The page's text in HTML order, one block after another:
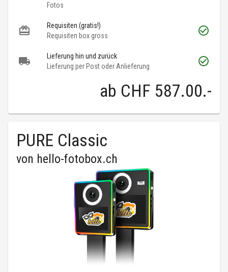
Fotos
Requisiten (gratis!)
Requisiten box gross
Lieferung hin und zurück
Lieferung per Post oder Anlieferung
ab CHF 587.00.-
PURE Classic
von hello-fotobox.ch